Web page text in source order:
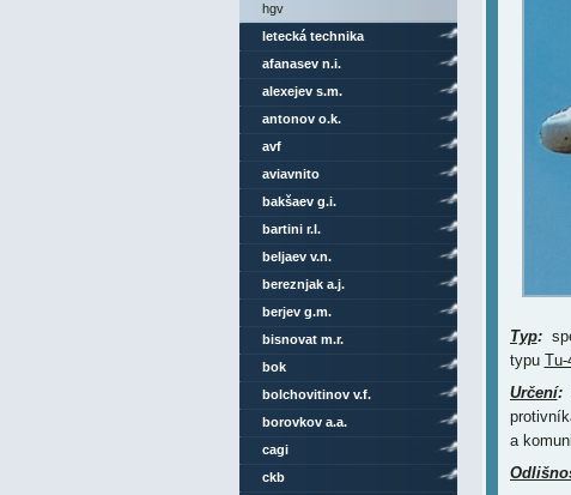
Typ:
typu Tu-
Určení:
a
hgv
letecká technika
afanasev n.i.
alexejev s.m.
antonov o.k.
avf
aviavnito
bakšaev g.i.
bartini r.l.
beljaev v.n.
bereznjak a.j.
berjev g.m.
bisnovat m.r.
bok
bolchovitinov v.f.
borovkov a.a.
cagi
ckb